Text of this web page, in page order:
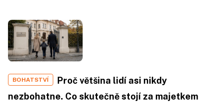
BOHATSTVÍ
Proč většina lidí asi nikdy
nezbohatne. Co skutečně stojí za majetkem